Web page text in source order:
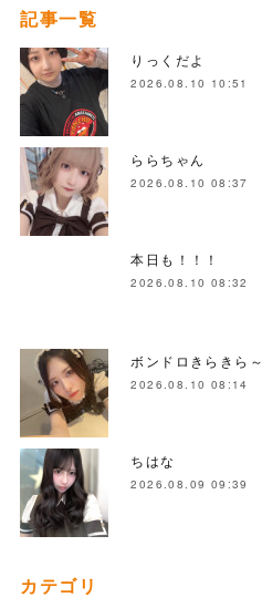
記事一覧
りっくだよ
2026.08.10 10:51
ららちゃん
2026.08.10 08:37
本日も！！！
2026.08.10 08:32
ボンドロきらきら～
2026.08.10 08:14
ちはな
2026.08.09 09:39
カテゴリ